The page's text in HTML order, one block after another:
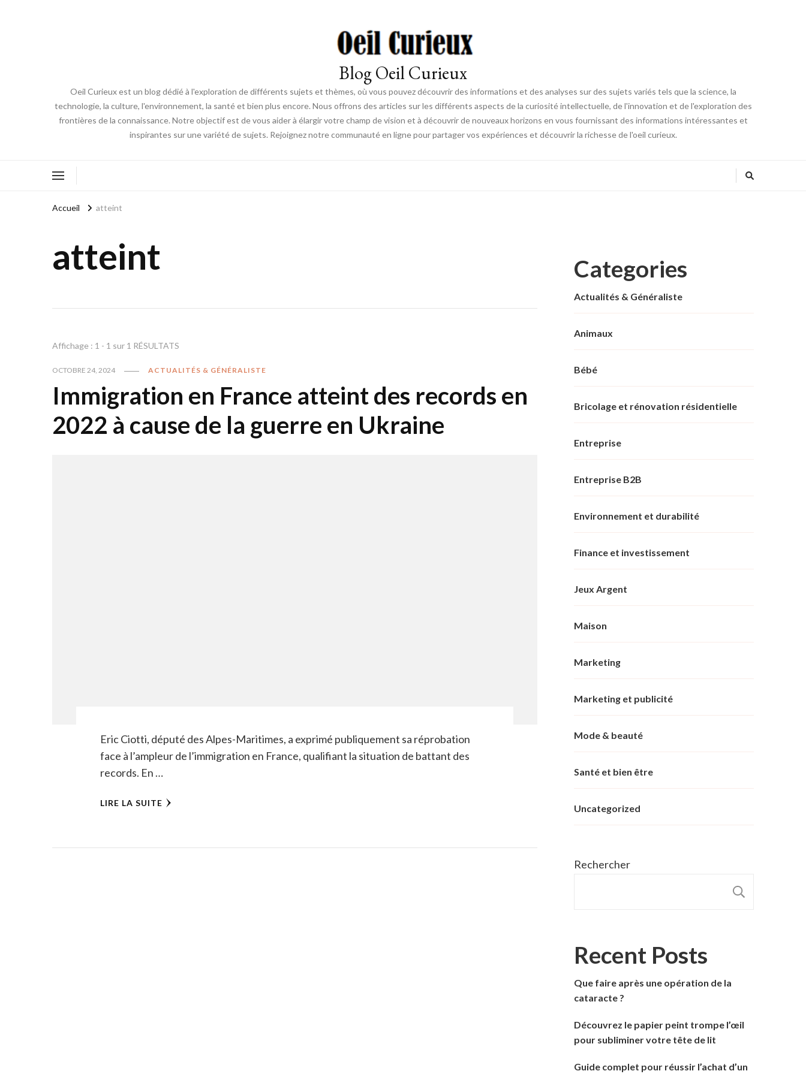
Blog Oeil Curieux
Oeil Curieux est un blog dédié à l'exploration de différents sujets et thèmes, où vous pouvez découvrir des informations et des analyses sur des sujets variés tels que la science, la
technologie, la culture, l'environnement, la santé et bien plus encore. Nous offrons des articles sur les différents aspects de la curiosité intellectuelle, de l'innovation et de l'exploration des
frontières de la connaissance. Notre objectif est de vous aider à élargir votre champ de vision et à découvrir de nouveaux horizons en vous fournissant des informations intéressantes et
inspirantes sur une variété de sujets. Rejoignez notre communauté en ligne pour partager vos expériences et découvrir la richesse de l'oeil curieux.
Accueil atteint
atteint
Affichage : 1 - 1 sur 1 RÉSULTATS
OCTOBRE 24, 2024 ACTUALITÉS & GÉNÉRALISTE
Immigration en France atteint des records en
2022 à cause de la guerre en Ukraine
Eric Ciotti, député des Alpes-Maritimes, a exprimé publiquement sa réprobation
face à l’ampleur de l’immigration en France, qualifiant la situation de battant des
records. En …
LIRE LA SUITE
Categories
Actualités & Généraliste
Animaux
Bébé
Bricolage et rénovation résidentielle
Entreprise
Entreprise B2B
Environnement et durabilité
Finance et investissement
Jeux Argent
Maison
Marketing
Marketing et publicité
Mode & beauté
Santé et bien être
Uncategorized
Rechercher
Recent Posts
Que faire après une opération de la
cataracte ?
Découvrez le papier peint trompe l’œil
pour subliminer votre tête de lit
Guide complet pour réussir l’achat d’un